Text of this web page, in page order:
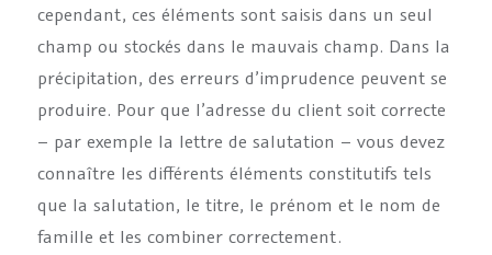
cependant, ces éléments sont saisis dans un seul
champ ou stockés dans le mauvais champ. Dans la
précipitation, des erreurs d’imprudence peuvent se
produire. Pour que l’adresse du client soit correcte
– par exemple la lettre de salutation – vous devez
connaître les différents éléments constitutifs tels
que la salutation, le titre, le prénom et le nom de
famille et les combiner correctement.